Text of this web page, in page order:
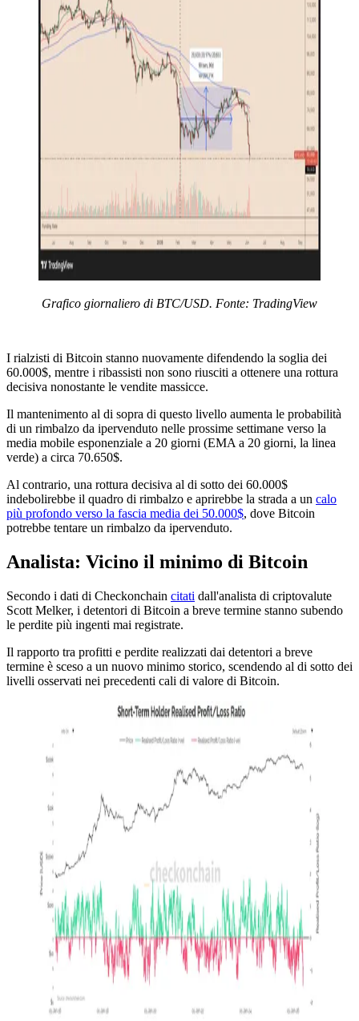
Grafico giornaliero di BTC/USD. Fonte: TradingView
I rialzisti di Bitcoin stanno nuovamente difendendo la soglia dei
60.000$, mentre i ribassisti non sono riusciti a ottenere una rottura
decisiva nonostante le vendite massicce.
Il mantenimento al di sopra di questo livello aumenta le probabilità
di un rimbalzo da ipervenduto nelle prossime settimane verso la
media mobile esponenziale a 20 giorni (EMA a 20 giorni, la linea
verde) a circa 70.650$.
Al contrario, una rottura decisiva al di sotto dei 60.000$
indebolirebbe il quadro di rimbalzo e aprirebbe la strada a un calo
più profondo verso la fascia media dei 50.000$, dove Bitcoin
potrebbe tentare un rimbalzo da ipervenduto.
Analista: Vicino il minimo di Bitcoin
Secondo i dati di Checkonchain citati dall'analista di criptovalute
Scott Melker, i detentori di Bitcoin a breve termine stanno subendo
le perdite più ingenti mai registrate.
Il rapporto tra profitti e perdite realizzati dai detentori a breve
termine è sceso a un nuovo minimo storico, scendendo al di sotto dei
livelli osservati nei precedenti cali di valore di Bitcoin.